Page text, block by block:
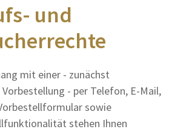
und
mit einer - zunächst
- per Telefon, E-Mail,
sowie
stehen Ihnen